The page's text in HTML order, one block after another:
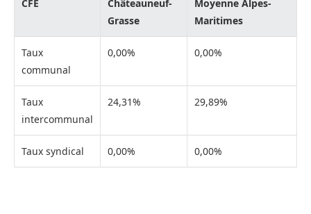
CFE
Châteauneuf-
Grasse
Moyenne Alpes-
Maritimes
Taux
communal
0,00% 0,00%
Taux
intercommunal
24,31% 29,89%
Taux syndical 0,00% 0,00%